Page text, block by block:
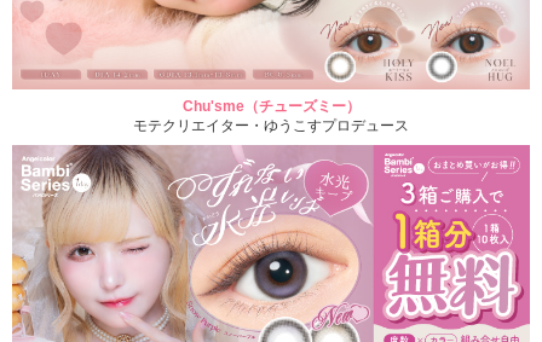
Chu'sme（チューズミー）
モテクリエイター・ゆうこすプロデュース